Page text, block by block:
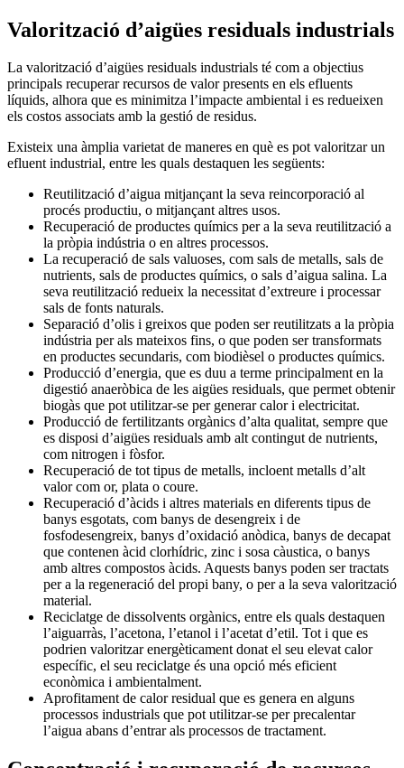
Valorització d’aigües residuals industrials
La valorització d’aigües residuals industrials té com a objectius
principals recuperar recursos de valor presents en els efluents
líquids, alhora que es minimitza l’impacte ambiental i es redueixen
els costos associats amb la gestió de residus.
Existeix una àmplia varietat de maneres en què es pot valoritzar un
efluent industrial, entre les quals destaquen les següents:
Reutilització d’aigua mitjançant la seva reincorporació al
procés productiu, o mitjançant altres usos.
Recuperació de productes químics per a la seva reutilització a
la pròpia indústria o en altres processos.
La recuperació de sals valuoses, com sals de metalls, sals de
nutrients, sals de productes químics, o sals d’aigua salina. La
seva reutilització redueix la necessitat d’extreure i processar
sals de fonts naturals.
Separació d’olis i greixos que poden ser reutilitzats a la pròpia
indústria per als mateixos fins, o que poden ser transformats
en productes secundaris, com biodièsel o productes químics.
Producció d’energia, que es duu a terme principalment en la
digestió anaeròbica de les aigües residuals, que permet obtenir
biogàs que pot utilitzar-se per generar calor i electricitat.
Producció de fertilitzants orgànics d’alta qualitat, sempre que
es disposi d’aigües residuals amb alt contingut de nutrients,
com nitrogen i fòsfor.
Recuperació de tot tipus de metalls, incloent metalls d’alt
valor com or, plata o coure.
Recuperació d’àcids i altres materials en diferents tipus de
banys esgotats, com banys de desengreix i de
fosfodesengreix, banys d’oxidació anòdica, banys de decapat
que contenen àcid clorhídric, zinc i sosa càustica, o banys
amb altres compostos àcids. Aquests banys poden ser tractats
per a la regeneració del propi bany, o per a la seva valorització
material.
Reciclatge de dissolvents orgànics, entre els quals destaquen
l’aiguarràs, l’acetona, l’etanol i l’acetat d’etil. Tot i que es
podrien valoritzar energèticament donat el seu elevat calor
específic, el seu reciclatge és una opció més eficient
econòmica i ambientalment.
Aprofitament de calor residual que es genera en alguns
processos industrials que pot utilitzar-se per precalentar
l’aigua abans d’entrar als processos de tractament.